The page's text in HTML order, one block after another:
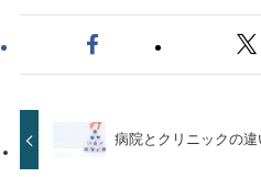
病院とクリニックの